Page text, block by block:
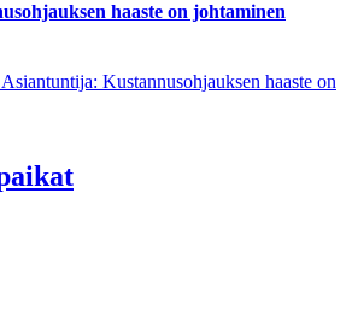
haaste on johtaminen
Kustannusohjauksen haaste on